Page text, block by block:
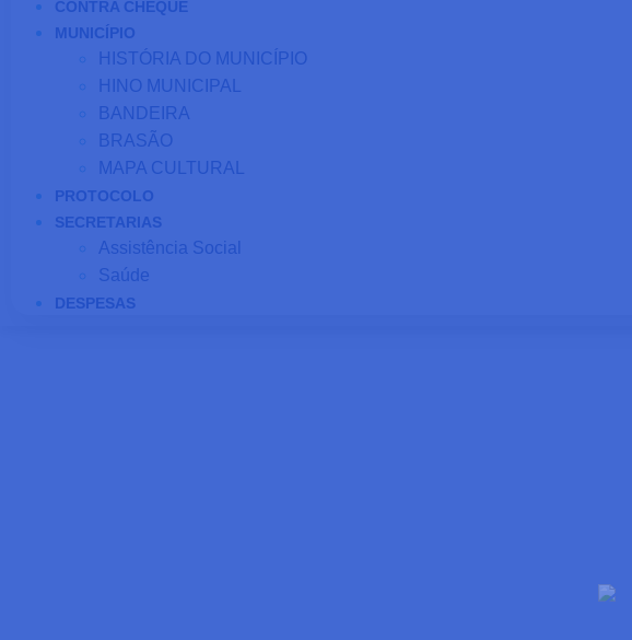
CONTRA CHEQUE
MUNICÍPIO
HISTÓRIA DO MUNICÍPIO
HINO MUNICIPAL
BANDEIRA
BRASÃO
MAPA CULTURAL
PROTOCOLO
SECRETARIAS
Assistência Social
Saúde
DESPESAS